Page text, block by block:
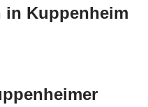
in Kuppenheim